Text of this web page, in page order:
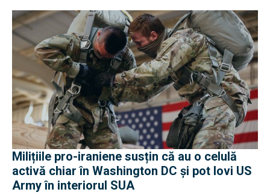
Milițiile pro-iraniene susțin că au o celulă
activă chiar în Washington DC și pot lovi US
Army în interiorul SUA